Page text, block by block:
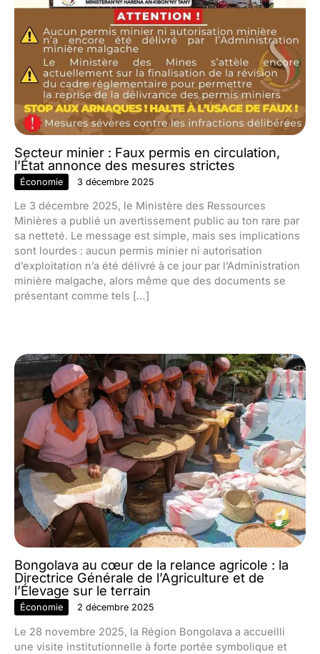
Secteur minier : Faux permis en circulation,
l’État annonce des mesures strictes
Économie 3 décembre 2025
Le 3 décembre 2025, le Ministère des Ressources
Minières a publié un avertissement public au ton rare par
sa netteté. Le message est simple, mais ses implications
sont lourdes : aucun permis minier ni autorisation
d’exploitation n’a été délivré à ce jour par l’Administration
minière malgache, alors même que des documents se
présentant comme tels […]
Bongolava au cœur de la relance agricole : la
Directrice Générale de l’Agriculture et de
l’Élevage sur le terrain
Économie 2 décembre 2025
Le 28 novembre 2025, la Région Bongolava a accueilli
une visite institutionnelle à forte portée symbolique et